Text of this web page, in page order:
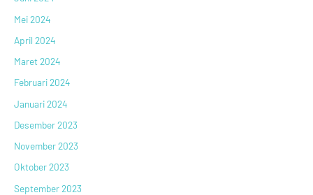
Mei 2024
April 2024
Maret 2024
Februari 2024
Januari 2024
Desember 2023
November 2023
Oktober 2023
September 2023